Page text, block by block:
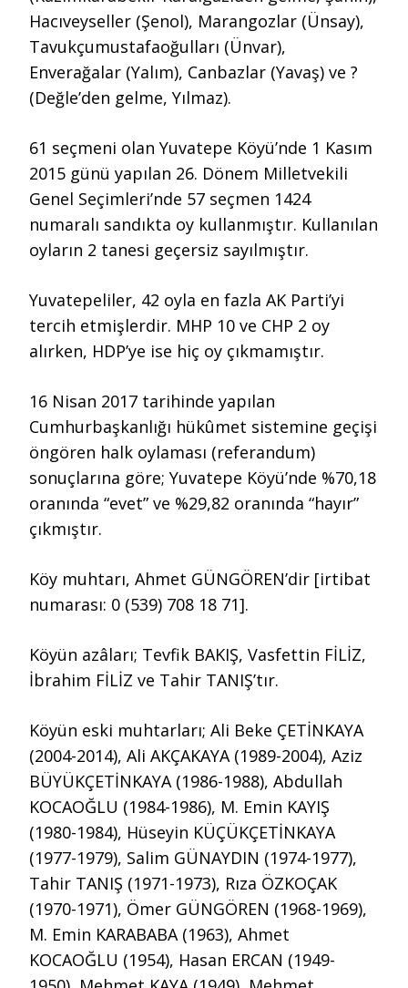
Hacıveyseller (Şenol), Marangozlar (Ünsay),
Tavukçumustafaoğulları (Ünvar),
Enverağalar (Yalım), Canbazlar (Yavaş) ve ?
(Değle’den gelme, Yılmaz).
61 seçmeni olan Yuvatepe Köyü’nde 1 Kasım
2015 günü yapılan 26. Dönem Milletvekili
Genel Seçimleri’nde 57 seçmen 1424
numaralı sandıkta oy kullanmıştır. Kullanılan
oyların 2 tanesi geçersiz sayılmıştır.
Yuvatepeliler, 42 oyla en fazla AK Parti’yi
tercih etmişlerdir. MHP 10 ve CHP 2 oy
alırken, HDP’ye ise hiç oy çıkmamıştır.
16 Nisan 2017 tarihinde yapılan
Cumhurbaşkanlığı hükûmet sistemine geçişi
öngören halk oylaması (referandum)
sonuçlarına göre; Yuvatepe Köyü’nde %70,18
oranında “evet” ve %29,82 oranında “hayır”
çıkmıştır.
Köy muhtarı, Ahmet GÜNGÖREN’dir [irtibat
numarası: 0 (539) 708 18 71].
Köyün azâları; Tevfik BAKIŞ, Vasfettin FİLİZ,
İbrahim FİLİZ ve Tahir TANIŞ’tır.
Köyün eski muhtarları; Ali Beke ÇETİNKAYA
(2004-2014), Ali AKÇAKAYA (1989-2004), Aziz
BÜYÜKÇETİNKAYA (1986-1988), Abdullah
KOCAOĞLU (1984-1986), M. Emin KAYIŞ
(1980-1984), Hüseyin KÜÇÜKÇETİNKAYA
(1977-1979), Salim GÜNAYDIN (1974-1977),
Tahir TANIŞ (1971-1973), Rıza ÖZKOÇAK
(1970-1971), Ömer GÜNGÖREN (1968-1969),
M. Emin KARABABA (1963), Ahmet
KOCAOĞLU (1954), Hasan ERCAN (1949-